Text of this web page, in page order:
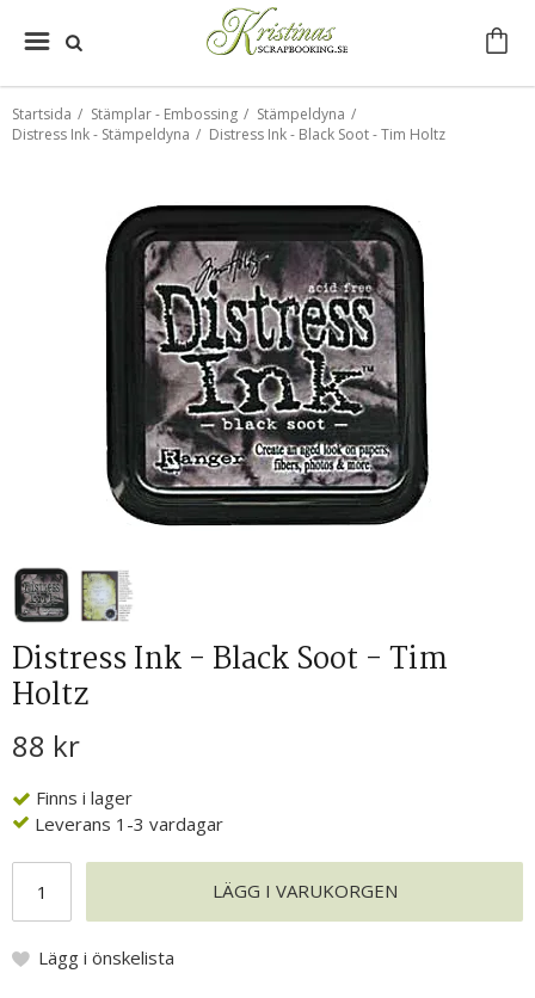
Startsida / Stämplar - Embossing / Stämpeldyna /
Distress Ink - Stämpeldyna / Distress Ink - Black Soot - Tim Holtz
Distress Ink - Black Soot - Tim
Holtz
88 kr
Finns i lager
Leverans 1-3 vardagar
LÄGG I VARUKORGEN
Lägg i önskelista